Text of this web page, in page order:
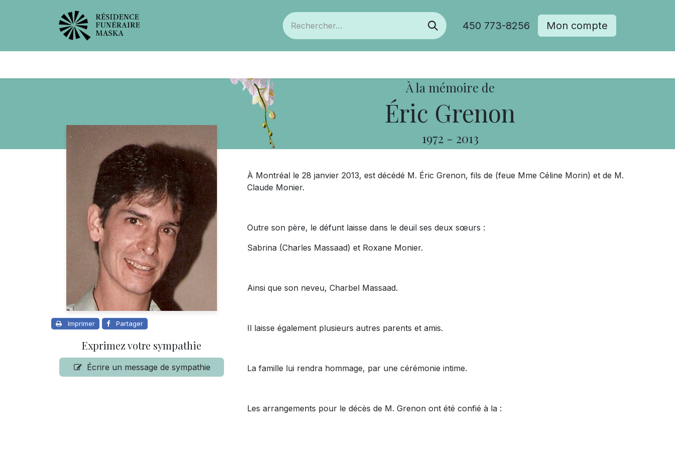
450 773-8256 Mon compte
À la mémoire de
Éric Grenon
1972 - 2013
Imprimer Partager
Exprimez votre sympathie
Écrire un message de sympathie
À Montréal le 28 janvier 2013, est décédé M. Éric Grenon, fils de (feue Mme Céline Morin) et de M.
Claude Monier.
Outre son père, le défunt laisse dans le deuil ses deux sœurs :
Sabrina (Charles Massaad) et Roxane Monier.
Ainsi que son neveu, Charbel Massaad.
Il laisse également plusieurs autres parents et amis.
La famille lui rendra hommage, par une cérémonie intime.
Les arrangements pour le décès de M. Grenon ont été confié à la :